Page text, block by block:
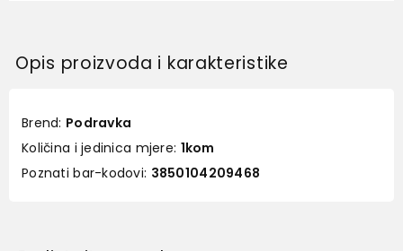
Opis proizvoda i karakteristike
Brend: Podravka
Količina i jedinica mjere: 1kom
Poznati bar-kodovi: 3850104209468